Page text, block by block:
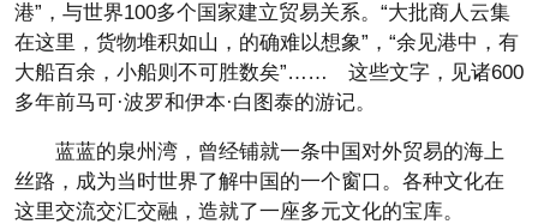
港”，与世界100多个国家建立贸易关系。“大批商人云集
在这里，货物堆积如山，的确难以想象”，“余见港中，有
大船百余，小船则不可胜数矣”…… 这些文字，见诸600
多年前马可·波罗和伊本·白图泰的游记。
蓝蓝的泉州湾，曾经铺就一条中国对外贸易的海上
丝路，成为当时世界了解中国的一个窗口。各种文化在
这里交流交汇交融，造就了一座多元文化的宝库。